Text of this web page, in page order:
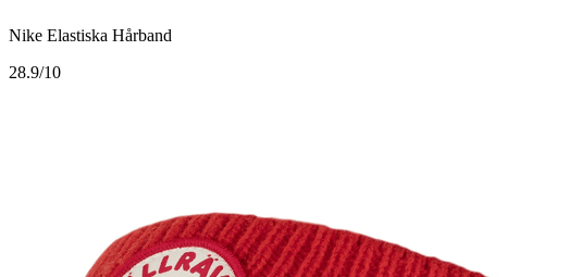
Nike Elastiska Hårband
28.9/10